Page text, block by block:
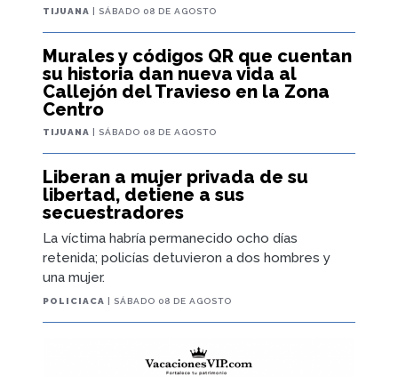
TIJUANA | SÁBADO 08 DE AGOSTO
Murales y códigos QR que cuentan
su historia dan nueva vida al
Callejón del Travieso en la Zona
Centro
TIJUANA | SÁBADO 08 DE AGOSTO
Liberan a mujer privada de su
libertad, detiene a sus
secuestradores
La víctima habría permanecido ocho días
retenida; policías detuvieron a dos hombres y
una mujer.
POLICIACA | SÁBADO 08 DE AGOSTO